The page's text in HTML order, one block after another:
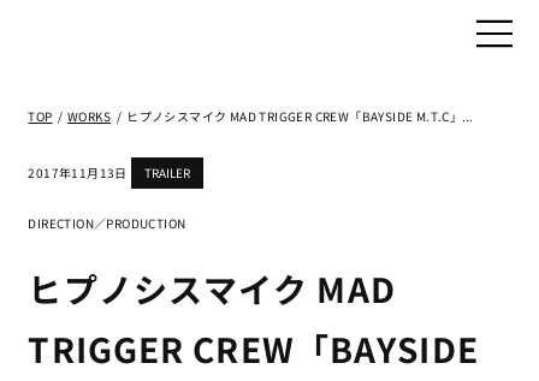
TOP / WORKS / ヒプノシスマイク MAD TRIGGER CREW「BAYSIDE M.T.C」ソロ曲Trailer
2017年11月13日 TRAILER
DIRECTION／PRODUCTION
ヒプノシスマイク MAD
TRIGGER CREW「BAYSIDE